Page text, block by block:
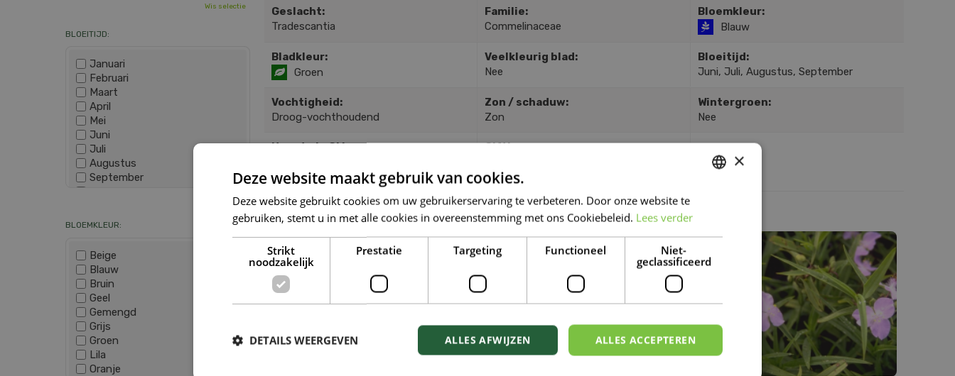
Geslacht:
Tradescantia
Familie:
Commelinaceae
Bloemkleur:
Blauw
Bladkleur:
Groen
Veelkleurig blad:
Nee
Bloeitijd:
Juni, Juli, Augustus, September
Vochtigheid:
Droog-vochthoudend
Zon / schaduw:
Zon
Wintergroen:
Nee
Hoogte in CM:
Giftig:
SOORTGELIJKE PLANTEN
Wis selectie
BLOEITIJD:
Januari
Februari
Maart
April
Mei
Juni
Juli
Augustus
September
December
Wis selectie
BLOEMKLEUR:
Beige
Blauw
Bruin
Geel
Gemengd
Grijs
Groen
Lila
Oranje
×
Deze website maakt gebruik van cookies.
Deze website gebruikt cookies om uw gebruikerservaring te verbeteren. Door onze website te
gebruiken, stemt u in met alle cookies in overeenstemming met ons Cookiebeleid. Lees verder
Strikt
noodzakelijk
Prestatie Targeting Functioneel
Niet-
geclassificeerd
ALLES ACCEPTEREN
ALLES AFWIJZEN
DETAILS WEERGEVEN